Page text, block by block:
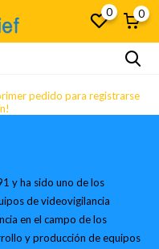
0 0
pedido para registrarse
y ha sido uno de los
de videovigilancia
en el campo de los
y producción de equipos